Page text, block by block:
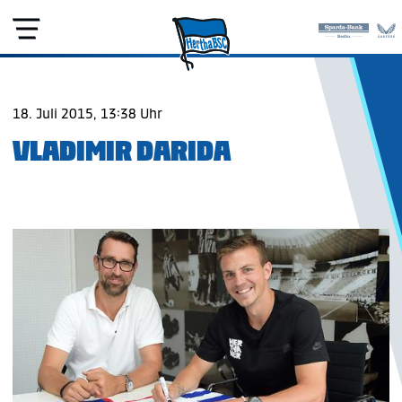
18. Juli 2015, 13:38 Uhr
VLADIMIR DARIDA